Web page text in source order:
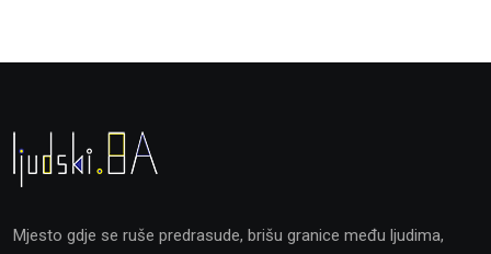
Mjesto gdje se ruše predrasude, brišu granice među ljudima,